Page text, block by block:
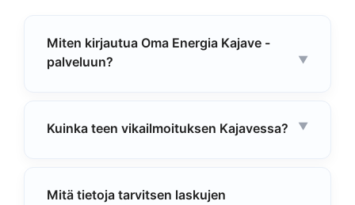
Miten kirjautua Oma Energia Kajave -
palveluun?
Kuinka teen vikailmoituksen Kajavessa?
Mitä tietoja tarvitsen laskujen